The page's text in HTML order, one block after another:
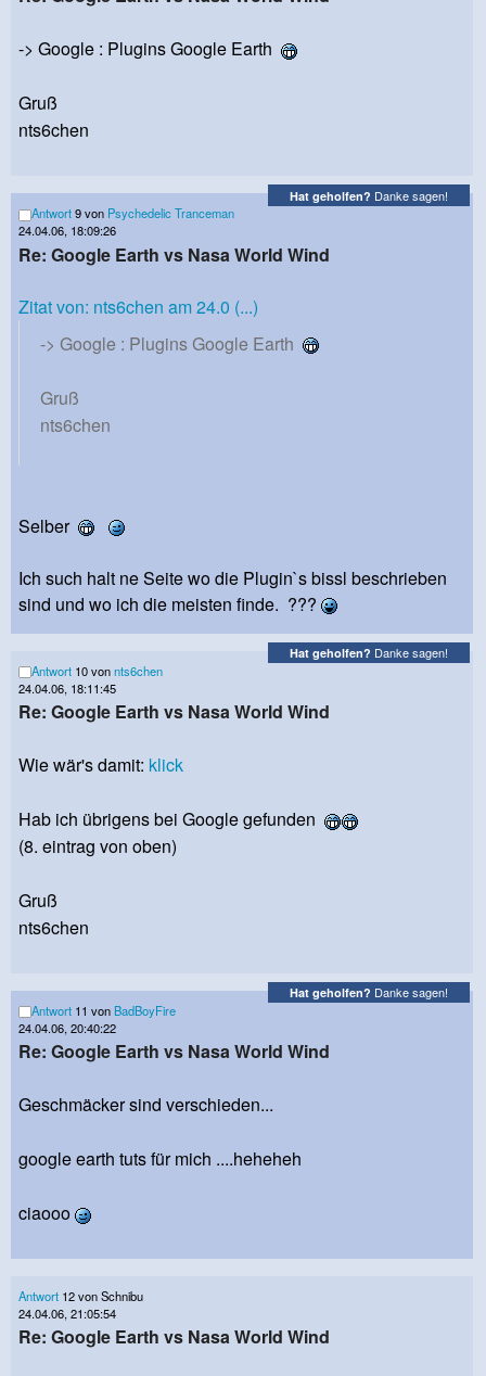
-> Google : Plugins Google Earth
Gruß
nts6chen
Hat geholfen? Danke sagen!
Antwort9 von Psychedelic Tranceman
24.04.06, 18:09:26
Re: Google Earth vs Nasa World Wind
Zitat von: nts6chen am 24.0 (...)
-> Google : Plugins Google Earth
Gruß
nts6chen
Selber
Ich such halt ne Seite wo die Plugin`s bissl beschrieben
sind und wo ich die meisten finde. ???
Hat geholfen? Danke sagen!
Antwort 10 vonnts6chen
24.04.06, 18:11:45
Re: Google Earth vs Nasa World Wind
Wie wär's damit: klick
Hab ich übrigens bei Google gefunden
(8. eintrag von oben)
Gruß
nts6chen
Hat geholfen? Danke sagen!
Antwort 11 von BadBoyFire
24.04.06, 20:40:22
Re: Google Earth vs Nasa World Wind
Geschmäcker sind verschieden...
google earth tuts für mich ....heheheh
ciaooo
Antwort 12 von Schnibu
24.04.06, 21:05:54
Re: Google Earth vs Nasa World Wind